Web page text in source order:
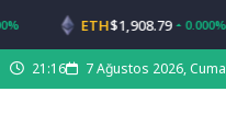
ETH$1,908.79 0.000%
21:16 7 Ağustos 2026, Cuma